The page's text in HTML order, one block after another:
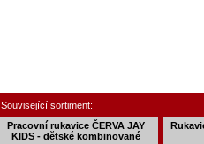
Související sortiment:
Pracovní rukavice ČERVA JAY
KIDS - dětské kombinované